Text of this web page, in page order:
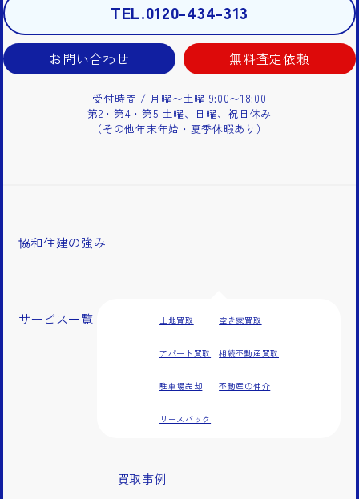
受付時間 / 月曜〜土曜 9:00〜18:00
第2・第4・第5 土曜、日曜、祝日休み
（その他年末年始・夏季休暇あり）
TEL.0120-434-313
お問い合わせ 無料査定依頼
協和住建の強み
サービス一覧 土地買取 空き家買取
アパート買取 相続不動産買取
駐車場売却 不動産の仲介
リースバック
買取事例